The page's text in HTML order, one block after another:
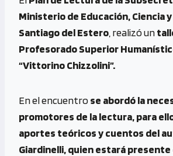
b
o
o
k
se
n
g
er
py
Li
n
k
gr
a
m
at
s
A
Ministerio de Educación, Ciencia
Santiago del Estero , realizó un
Profesorado Superior
“Vittorino Chizzolini”.
En el encuentrose abordó la
promotores de la lectura, para
aportes teóricos y cuentos del
Giardinelli, quien estará